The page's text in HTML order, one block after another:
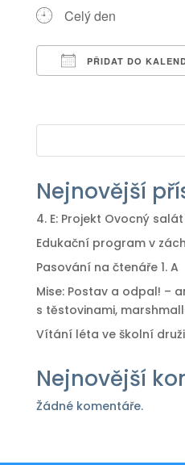
Celý den
PŘIDAT DO
Nejnovější
4. E: Projekt Ovocný salát
Edukační program v
Pasování na čtenáře 1. A
Mise: Postav a odpal! –
s těstovinami,
Vítání léta ve školní
Nejnovější
Žádné komentáře.